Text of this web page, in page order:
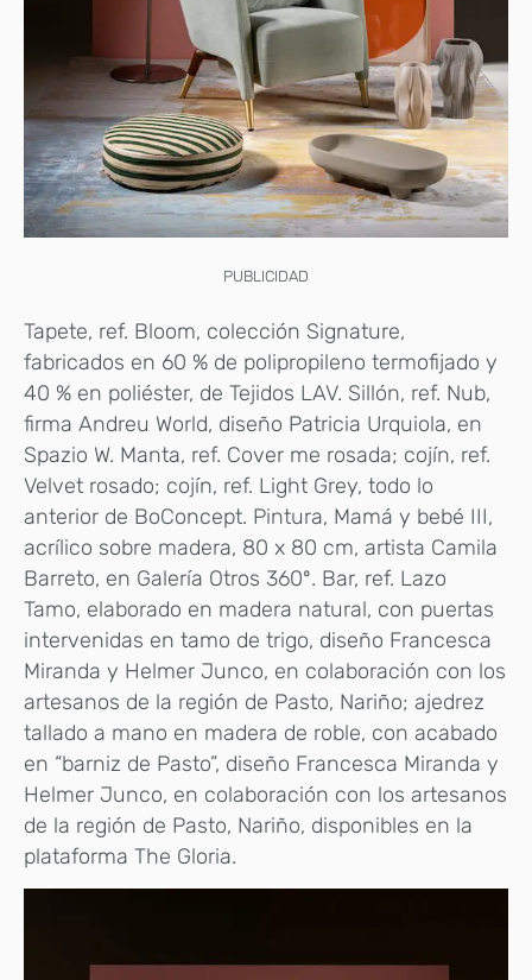
PUBLICIDAD
Tapete, ref. Bloom, colección Signature,
fabricados en 60 % de polipropileno termofijado y
40 % en poliéster, de Tejidos LAV. Sillón, ref. Nub,
firma Andreu World, diseño Patricia Urquiola, en
Spazio W. Manta, ref. Cover me rosada; cojín, ref.
Velvet rosado; cojín, ref. Light Grey, todo lo
anterior de BoConcept. Pintura, Mamá y bebé III,
acrílico sobre madera, 80 x 80 cm, artista Camila
Barreto, en Galería Otros 360º. Bar, ref. Lazo
Tamo, elaborado en madera natural, con puertas
intervenidas en tamo de trigo, diseño Francesca
Miranda y Helmer Junco, en colaboración con los
artesanos de la región de Pasto, Nariño; ajedrez
tallado a mano en madera de roble, con acabado
en “barniz de Pasto”, diseño Francesca Miranda y
Helmer Junco, en colaboración con los artesanos
de la región de Pasto, Nariño, disponibles en la
plataforma The Gloria.